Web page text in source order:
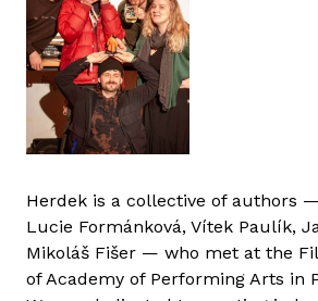
Herdek is a collective of authors
Lucie Formánková, Vítek Paulík,
Mikoláš Fišer — who met at the
of Academy of Performing Arts in